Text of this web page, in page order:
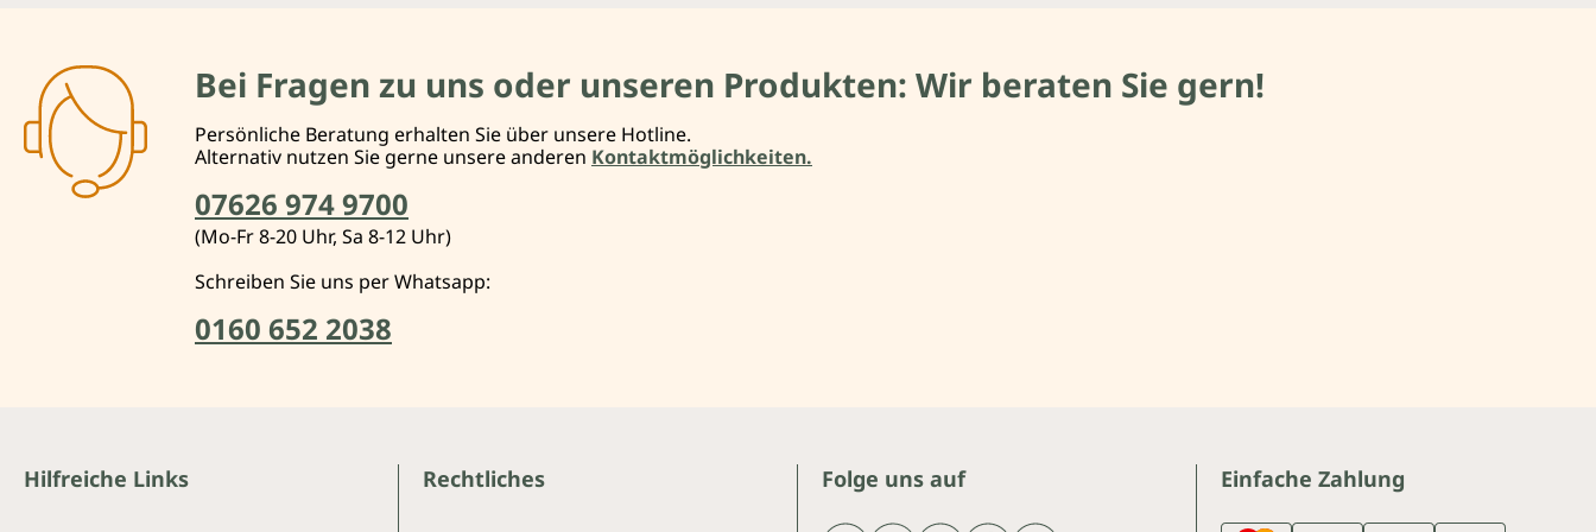
Bei Fragen zu uns oder unseren Produkten: Wir beraten Sie gern!
Persönliche Beratung erhalten Sie über unsere Hotline.
Alternativ nutzen Sie gerne unsere anderen Kontaktmöglichkeiten.
07626 974 9700
(Mo-Fr 8-20 Uhr, Sa 8-12 Uhr)
Schreiben Sie uns per Whatsapp:
0160 652 2038
Folge uns auf Einfache Zahlung
Hilfreiche Links Rechtliches